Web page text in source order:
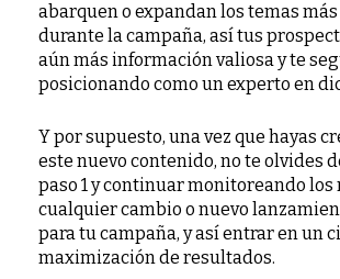
abarquen o expandan los temas
durante la campaña, así tus
aún más información valiosa y te
posicionando como un experto en
Y por supuesto, una vez que hayas
este nuevo contenido, no te olvides
paso 1 y continuar monitoreando los
cualquier cambio o nuevo
para tu campaña, y así entrar en un
maximización de resultados.